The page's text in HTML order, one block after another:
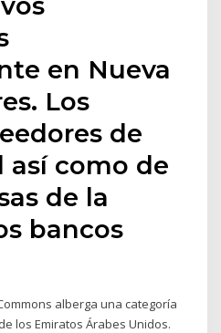
en Nueva
Los
de
así como de
de la
bancos
alberga una categoría
los Emiratos Árabes Unidos.